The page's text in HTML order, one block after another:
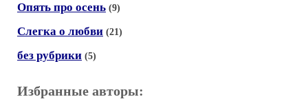
Опять про осень (9)
Слегка о любви (21)
без рубрики (5)
Избранные авторы: